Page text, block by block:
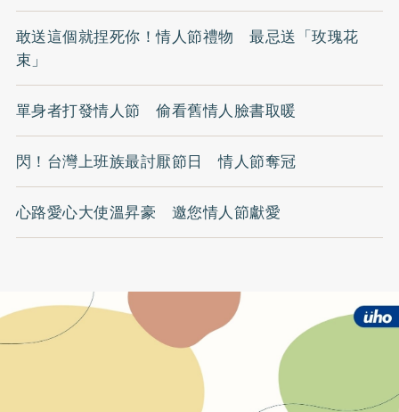
敢送這個就捏死你！情人節禮物 最忌送「玫瑰花
束」
單身者打發情人節 偷看舊情人臉書取暖
閃！台灣上班族最討厭節日 情人節奪冠
心路愛心大使溫昇豪 邀您情人節獻愛